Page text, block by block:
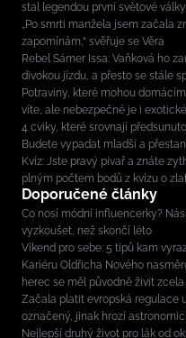
stal legendou první světové války
„Po smrti manžela jsem začala
zapomínám,“ svěřuje se Věra
Rebel Sámer Issa: Vaňková ho
divokou jízdu, a přesto se stále
Potraviny, které mohou
víte, ale nebezpečné je i
4 cviky, které srovnají
Budete vypadat mladší a
Kvíz: Jste pravý pivař a znáte
plným počtem bodů z kvízu o
Doporučené články
Co nosí módní influencerky?
vyzkoušet, než skončí léto
Víkend pro sebe: 5 tipů kam
Kariéru Oldřicha Nového
herec se měl původně živit
Začala platit evropská regulace
označený, jinak hrozí
Nejlepší druhý život pro lák od